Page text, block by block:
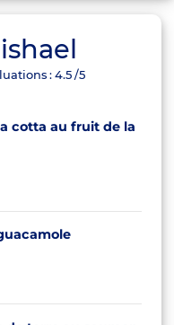
:4.5/5
cotta au fruit de la